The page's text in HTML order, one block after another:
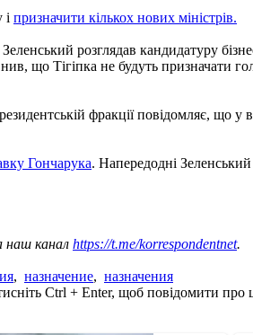
призначити кількох нових міністрів.
розглядав кандидатуру
що Тігіпка не будуть призначати
фракції повідомляє, що
Гончарука. Напередодні
наш канал https://t.me/korrespondentnet.
, назначение, назначения
Ctrl + Enter, щоб повідомити про